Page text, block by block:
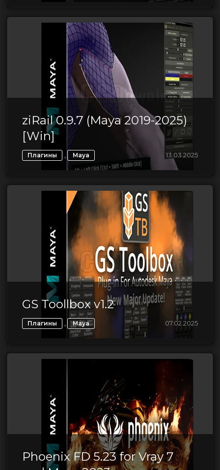
ziRail 0.9.7 (Maya 2019-2025)
[Win]
Плагины , Maya 13.03.2025
GS Toollbox v1.2
Плагины , Maya 07.02.2025
Phoenix FD 5.23 for Vray 7